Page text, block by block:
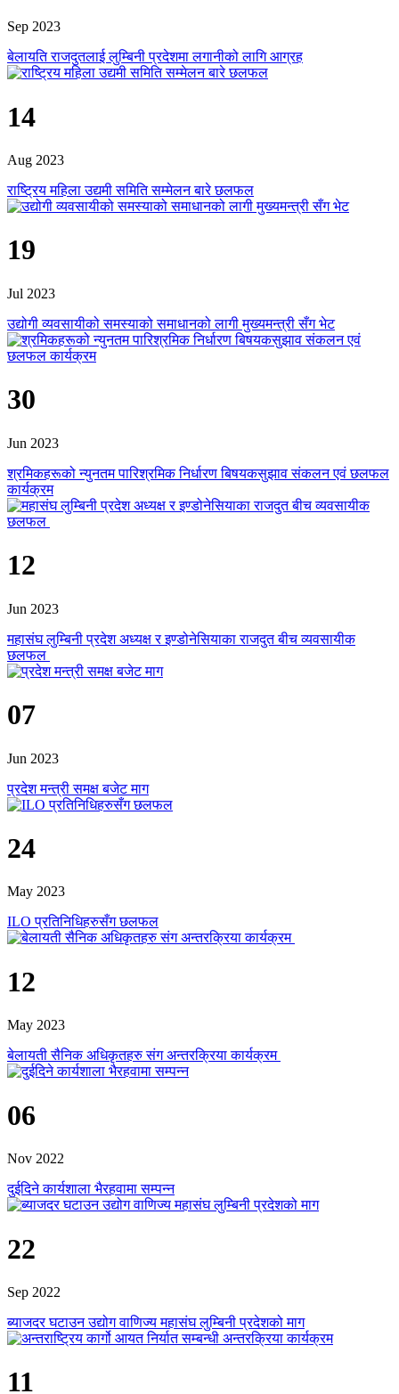
Sep 2023
बेलायति राजदुतलाई लुम्बिनी प्रदेशमा लगानीको लागि आग्रह
14
Aug 2023
राष्ट्रिय महिला उद्यमी समिति सम्मेलन बारे छलफल
19
Jul 2023
उद्योगी व्यवसायीको समस्याको समाधानको लागी मुख्यमन्त्री सँग भेट
30
Jun 2023
श्रमिकहरूको न्युनतम पारिश्रमिक निर्धारण बिषयकसुझाव संकलन एवं छलफल
कार्यक्रम
12
Jun 2023
महासंघ लुम्बिनी प्रदेश अध्यक्ष र इण्डोनेसियाका राजदुत बीच व्यवसायीक
छलफल
07
Jun 2023
प्रदेश मन्त्री समक्ष बजेट माग
24
May 2023
ILO प्रतिनिधिहरुसँग छलफल
12
May 2023
बेलायती सैनिक अधिकृतहरु संग अन्तरक्रिया कार्यक्रम
06
Nov 2022
दुईदिने कार्यशाला भैरहवामा सम्पन्न
22
Sep 2022
ब्याजदर घटाउन उद्योग वाणिज्य महासंघ लुम्बिनी प्रदेशको माग
11